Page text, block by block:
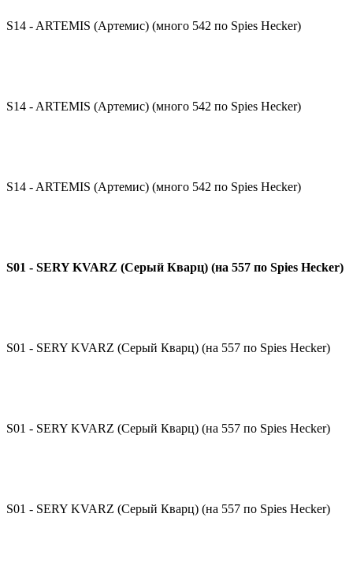
S14 - ARTEMIS (Артемис) (много 542 по Spies Hecker)
S14 - ARTEMIS (Артемис) (много 542 по Spies Hecker)
S14 - ARTEMIS (Артемис) (много 542 по Spies Hecker)
S01 - SERY KVARZ (Серый Кварц) (на 557 по Spies Hecker)
S01 - SERY KVARZ (Серый Кварц) (на 557 по Spies Hecker)
S01 - SERY KVARZ (Серый Кварц) (на 557 по Spies Hecker)
S01 - SERY KVARZ (Серый Кварц) (на 557 по Spies Hecker)